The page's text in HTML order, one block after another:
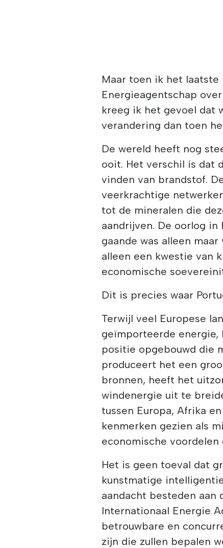
Maar toen ik het
Energieagentschap
kreeg ik het gevoel dat
verandering dan toen
De wereld heeft nog
ooit. Het verschil is dat
vinden van brandstof.
veerkrachtige
tot de mineralen die
aandrijven. De oorlog
gaande was alleen
alleen een kwestie van
economische
Dit is precies waar
Terwijl veel Europese
geïmporteerde energie,
positie opgebouwd die
produceert het een
bronnen, heeft het
windenergie uit te
tussen Europa, Afrika
kenmerken gezien als
economische voordelen
Het is geen toeval dat
kunstmatige
aandacht besteden aan
Internationaal Energie
betrouwbare en
zijn die zullen bepalen